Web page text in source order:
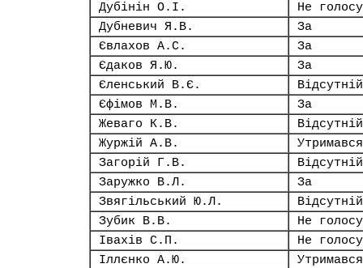
Дубінін О.І.
Не
Дубневич Я.В.
За
Євлахов А.С.
За
Єдаков Я.Ю.
За
Єленський В.Є.
Відсутній
Єфімов М.В.
За
Жеваго К.В.
Відсутній
Журжій А.В.
Утримався
Загорій Г.В.
Відсутній
Заружко В.Л.
За
Звягільський Ю.Л.
Відсутній
Зубик В.В.
Не
Івахів С.П.
Не
Іллєнко А.Ю.
Утримався